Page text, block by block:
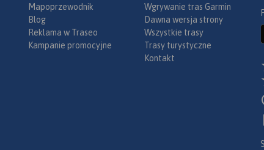
Mapoprzewodnik
Blog
Reklama w Traseo
Kampanie promocyjne
Wgrywanie tras Garmin
Dawna wersja strony
Wszystkie trasy
Trasy turystyczne
Kontakt